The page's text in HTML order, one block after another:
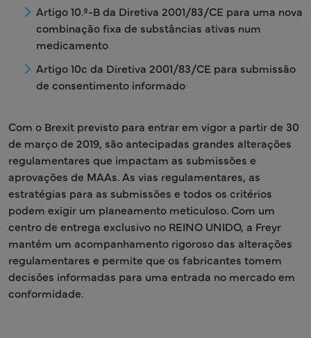
Artigo 10.º-B da Diretiva 2001/83/CE para uma nova
combinação fixa de substâncias ativas num
medicamento
Artigo 10c da Diretiva 2001/83/CE para submissão
de consentimento informado
Com o Brexit previsto para entrar em vigor a partir de 30
de março de 2019, são antecipadas grandes alterações
regulamentares que impactam as submissões e
aprovações de MAAs. As vias regulamentares, as
estratégias para as submissões e todos os critérios
podem exigir um planeamento meticuloso. Com um
centro de entrega exclusivo no REINO UNIDO, a Freyr
mantém um acompanhamento rigoroso das alterações
regulamentares e permite que os fabricantes tomem
decisões informadas para uma entrada no mercado em
conformidade.